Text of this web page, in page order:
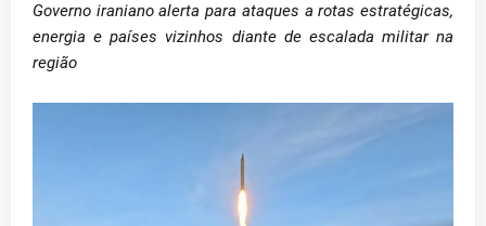
Governo iraniano alerta para ataques a rotas estratégicas,
energia e países vizinhos diante de escalada militar na
região